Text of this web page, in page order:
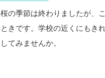
桜の季節は終わりましたが、
ときです。学校の近くにもき
してみませんか。